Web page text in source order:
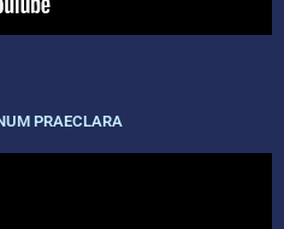
PRAECLARA